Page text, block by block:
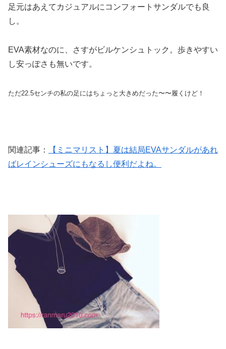
足元はあえてカジュアルにコンフォートサンダルでも良
し。
EVA素材なのに、さすがビルケンシュトック。歩きやすい
し安っぽさも無いです。
ただ22.5センチの私の足にはちょっと大きめだった〜〜履くけど！
関連記事：
【ミニマリスト】夏は結局EVAサンダルがあれ
ばレインシューズにもなるし便利だよね。